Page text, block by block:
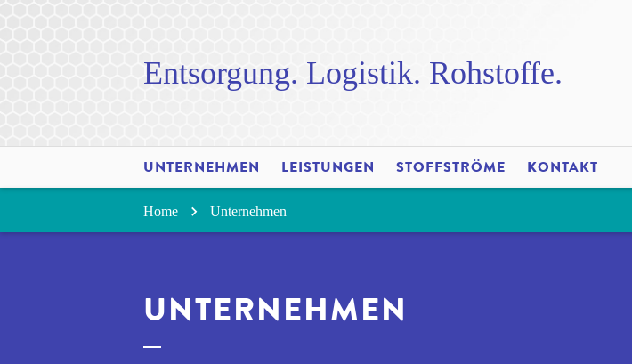
Entsorgung. Logistik. Rohstoffe.
UNTERNEHMEN LEISTUNGEN STOFFSTRÖME KONTAKT
Home Unternehmen
UNTERNEHMEN